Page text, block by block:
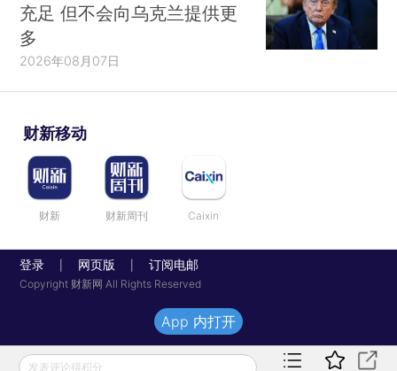
充足 但不会向乌克兰提供更
多
2026年08月07日
财新移动
财新 财新周刊 Caixin
登录 网页版 订阅电邮
Copyright 财新网 All Rights Reserved
发表评论得积分
App 内打开